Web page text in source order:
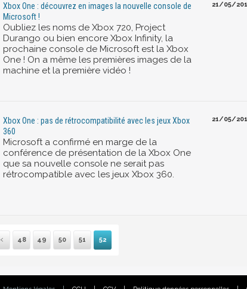
Xbox One : découvrez en images la nouvelle console de
Microsoft !
Oubliez les noms de Xbox 720, Project
Durango ou bien encore Xbox Infinity, la
prochaine console de Microsoft est la Xbox
One ! On a même les premières images de la
machine et la première vidéo !
21/05/
Xbox One : pas de rétrocompatibilité avec les jeux Xbox
360
Microsoft a confirmé en marge de la
conférence de présentation de la Xbox One
que sa nouvelle console ne serait pas
rétrocompatible avec les jeux Xbox 360.
21/05/
Première
Précédente
48 49 50 51 52